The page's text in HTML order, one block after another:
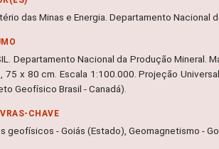
das Minas e Energia. Departamento Nacional
Departamento Nacional da Produção Mineral.
75 x 80 cm. Escala 1:100.000. Projeção
Geofísico Brasil - Canadá).
CHAVE
geofísicos - Goiás (Estado), Geomagnetismo -